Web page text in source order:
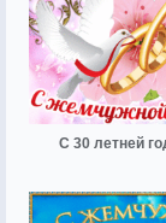
С 30 летней